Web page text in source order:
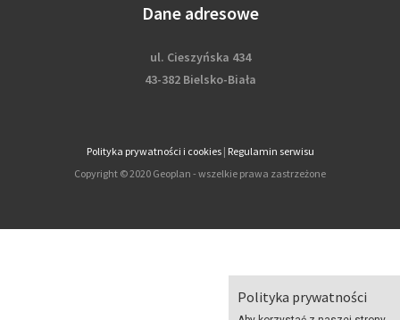
Polityka prywatności
Dane adresowe
ul. Cieszyńska 434
43-382 Bielsko-Biała
Polityka prywatności i cookies| Regulamin serwisu
Copyright © 2020 Geoplan - wszelkie prawa zastrzeżone